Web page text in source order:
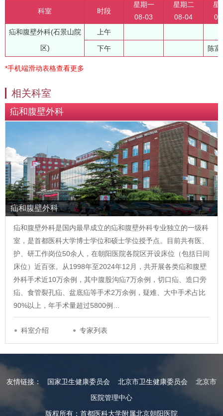
科室 时段
星期一
08-03
星期二
08-04
星
疝和腹壁外科(石景山院
区)
上午
下午 陈
*手机端滑动表格查看更多
相关科室
疝和腹壁外科
疝和腹壁外科
疝和腹壁外科是国内最早成立的疝和腹壁外科专业独立的一级科
室，是首都医科大学博士学位和硕士学位授予点。目前共有医、
护、研工作岗位50余人，在朝阳医院各院区开设床位（包括日间
床位）近百张。从1998年至2024年12月，共开展各类疝和腹壁
外科手术近10万余例，其中腹股沟疝7万余例，切口疝、造口旁
疝、食管裂孔疝、盆底疝等手术2万余例，疑难、大中手术占比
90%以上，年手术量超过5800例…
科室介绍 专家列表
友情链接： 国家卫生健康委员会 北京市卫生健康委员会
北京市
医院管理中心
版权所有：首都医科大学附属北京朝阳医院